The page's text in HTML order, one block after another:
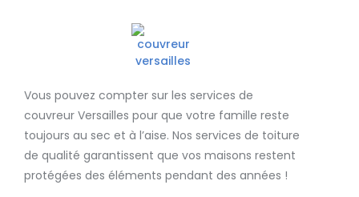
Vous pouvez compter sur les services de
couvreur Versailles pour que votre famille reste
toujours au sec et à l’aise. Nos services de toiture
de qualité garantissent que vos maisons restent
protégées des éléments pendant des années !